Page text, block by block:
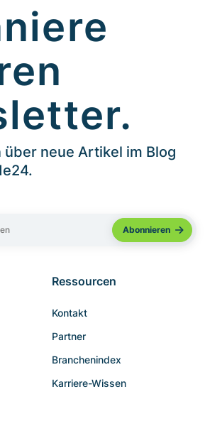
neue Artikel im Blog
Ressourcen
Kontakt
Partner
Branchenindex
Karriere-Wissen